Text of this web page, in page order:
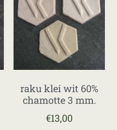
raku klei wit 60%
chamotte 3 mm.
€13,00